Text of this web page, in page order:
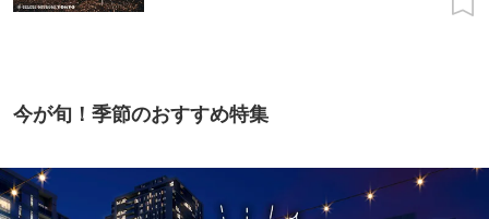
今が旬！季節のおすすめ特集